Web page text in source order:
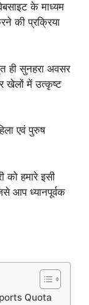
के माध्यम
की प्रक्रिया
ही सुनहरा अवसर
खेलों में उत्कृष्ट
एवं पुरुष
को हमारे इसी
आप ध्यानपूर्वक
Quota